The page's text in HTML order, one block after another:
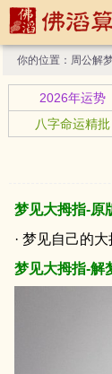
你的位置： 周公解
2026年运势
八字命运精批
梦见大拇指-原
· 梦见自己的
梦见大拇指-解